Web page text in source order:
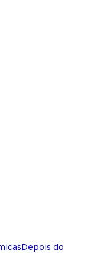
Depois do